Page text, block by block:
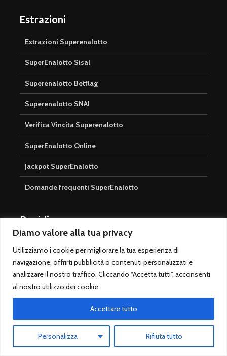
Diamo valore alla tua privacy
Utilizziamo i cookie per migliorare la tua esperienza di
navigazione, offrirti pubblicità o contenuti personalizzati e
analizzare il nostro traffico. Cliccando “Accetta tutti”, acconsenti
al nostro utilizzo dei cookie.
Personalizza Rifiuta tutto
Accettare tutto
Estrazioni
Estrazioni Superenalotto
SuperEnalotto Sisal
Superenalotto Betflag
Superenalotto SNAI
Verifica Vincita Superenalotto
SuperEnalotto Online
Jackpot SuperEnalotto
Domande frequenti SuperEnalotto
Rapidi
Serie A
Champions League
Migliori pronostici calcio
Pronostico PREMIUM
Libro Quote Scommesse Calcio